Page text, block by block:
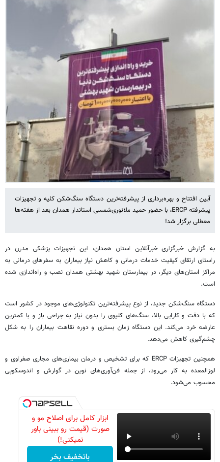
آیین افتتاح و بهره‌برداری از پیشرفته‌ترین دستگاه سنگ‌شکن کلیه و تجهیزات
پیشرفته ERCP، با حضور حمید ملانوری‌شمسی استاندار همدان بعد از هفته‌ها
معطلی برگزار شد!
به گزارش خبرگزاری خبرآنلاین استان همدان، این تجهیزات پزشکی مدرن در
راستای ارتقای کیفیت خدمات درمانی و کاهش نیاز بیماران به سفرهای درمانی به
مراکز استان‌های دیگر، در بیمارستان شهید بهشتی همدان نصب و راه‌اندازی شده
است.
دستگاه سنگ‌شکن جدید، از نوع پیشرفته‌ترین تکنولوژی‌های موجود در کشور است
که با دقت و کارایی بالا، سنگ‌های کلیوی را بدون نیاز به جراحی باز و با کمترین
عارضه خرد می‌کند. این دستگاه زمان بستری و دوره نقاهت بیماران را به شکل
چشم‌گیری کاهش می‌دهد.
همچنین تجهیزات ERCP که برای تشخیص و درمان بیماری‌های مجاری صفراوی و
لوزالمعده به کار می‌رود، از جمله فن‌آوری‌های نوین در گوارش و اندوسکوپی
محسوب می‌شود.
ابزار کامل برای اصلاح مو و
صورت (قیمت رو ببینی باور
نمیکنی!)
باتخفیف بخر